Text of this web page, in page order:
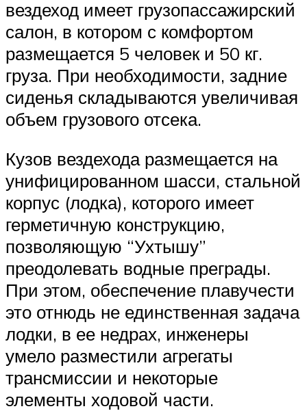
вездеход имеет грузопассажирский
салон, в котором с комфортом
размещается 5 человек и 50 кг.
груза. При необходимости, задние
сиденья складываются увеличивая
объем грузового отсека.
Кузов вездехода размещается на
унифицированном шасси, стальной
корпус (лодка), которого имеет
герметичную конструкцию,
позволяющую “Ухтышу”
преодолевать водные преграды.
При этом, обеспечение плавучести
это отнюдь не единственная задача
лодки, в ее недрах, инженеры
умело разместили агрегаты
трансмиссии и некоторые
элементы ходовой части.